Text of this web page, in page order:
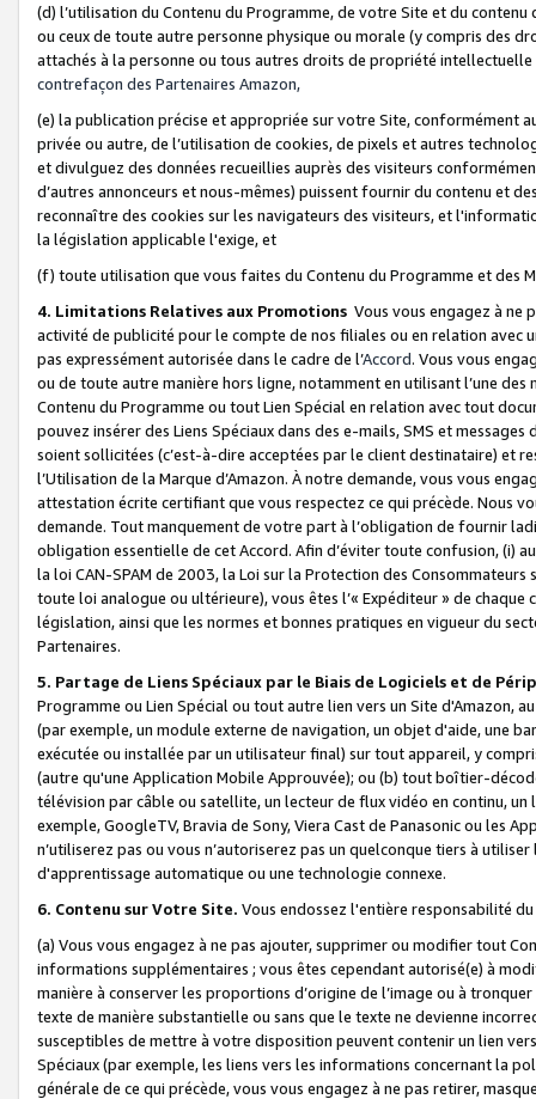
(d) l’utilisation du Contenu du Programme, de votre Site et du
ou ceux de toute autre personne physique ou morale (y compris des
attachés à la personne ou tous autres droits de propriété
contrefaçon des Partenaires Amazon,
(e) la publication précise et appropriée sur votre Site, conformément
privée ou autre, de l’utilisation de cookies, de pixels et autres
et divulguez des données recueillies auprès des visiteurs
d’autres annonceurs et nous-mêmes) puissent fournir du contenu et
reconnaître des cookies sur les navigateurs des visiteurs, et
la législation applicable l'exige, et
(f) toute utilisation que vous faites du Contenu du Programme et des
4. Limitations Relatives aux Promotions Vous vous engagez à ne
activité de publicité pour le compte de nos filiales ou en relation avec
pas expressément autorisée dans le cadre de l’Accord. Vous vous
ou de toute autre manière hors ligne, notamment en utilisant l’une
Contenu du Programme ou tout Lien Spécial en relation avec tout
pouvez insérer des Liens Spéciaux dans des e-mails, SMS et
soient sollicitées (c’est-à-dire acceptées par le client destinataire) et
l’Utilisation de la Marque d’Amazon. À notre demande, vous vous
attestation écrite certifiant que vous respectez ce qui précède. Nous
demande. Tout manquement de votre part à l’obligation de fournir
obligation essentielle de cet Accord. Afin d’éviter toute confusion, (i)
la loi CAN-SPAM de 2003, la Loi sur la Protection des
toute loi analogue ou ultérieure), vous êtes l’« Expéditeur » de
législation, ainsi que les normes et bonnes pratiques en vigueur du
Partenaires.
5. Partage de Liens Spéciaux par le Biais de Logiciels et de
Programme ou Lien Spécial ou tout autre lien vers un Site d'Amazon,
(par exemple, un module externe de navigation, un objet d'aide, une
exécutée ou installée par un utilisateur final) sur tout appareil, y
(autre qu'une Application Mobile Approuvée); ou (b) tout boîtier-
télévision par câble ou satellite, un lecteur de flux vidéo en continu,
exemple, GoogleTV, Bravia de Sony, Viera Cast de Panasonic ou les
n’utiliserez pas ou vous n’autoriserez pas un quelconque tiers à
d'apprentissage automatique ou une technologie connexe.
6. Contenu sur Votre Site. Vous endossez l'entière responsabilité
(a) Vous vous engagez à ne pas ajouter, supprimer ou modifier tout
informations supplémentaires ; vous êtes cependant autorisé(e) à
manière à conserver les proportions d’origine de l’image ou à
texte de manière substantielle ou sans que le texte ne devienne
susceptibles de mettre à votre disposition peuvent contenir un lien
Spéciaux (par exemple, les liens vers les informations concernant la
générale de ce qui précède, vous vous engagez à ne pas retirer,